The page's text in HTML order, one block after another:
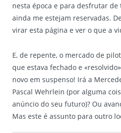
nesta época e para desfrutar de
ainda me estejam reservadas.
virar esta página e ver o que a
E, de repente, o mercado de
que estava fechado e
novo em suspenso! Irá a
Pascal Wehrlein (por alguma
anúncio do seu futuro)? Ou
Mas este é assunto para outro